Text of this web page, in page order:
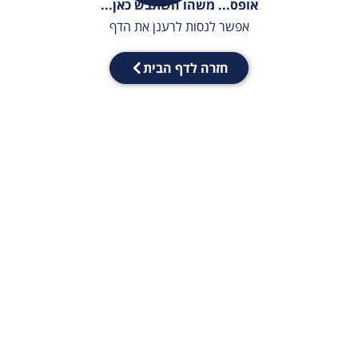
אופס... משהו השתבש כאן...
אפשר לנסות לרענן את הדף
חזרה לדף הבית